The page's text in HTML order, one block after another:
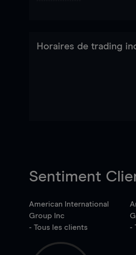
Horaires de trading
Sentiment
American International
Group Inc
- Tous les clients
-